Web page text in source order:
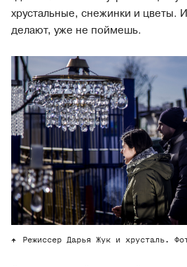
хрустальные, снежинки и цветы.
делают, уже не поймешь.
Режиссер Дарья Жук и хрусталь.